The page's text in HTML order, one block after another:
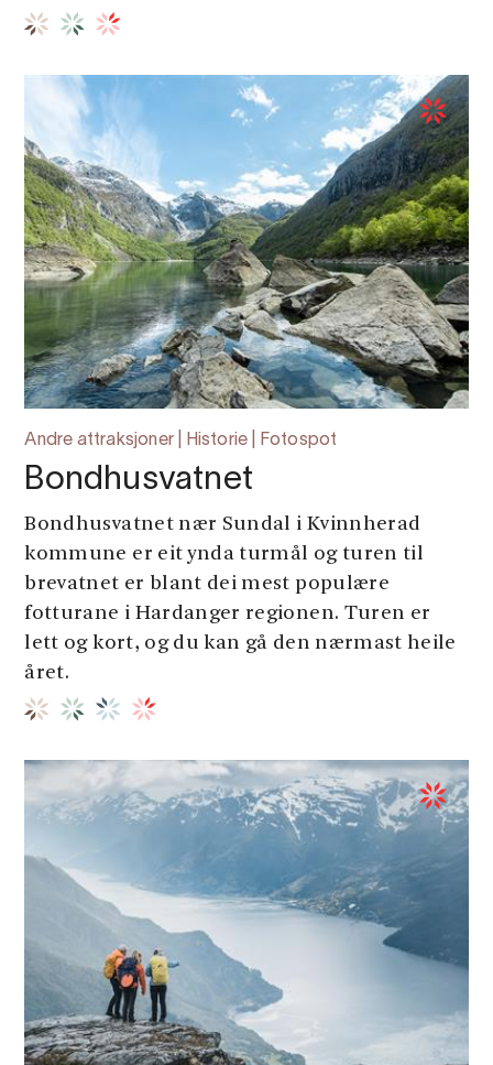
Andre attraksjoner | Historie | Fotospot
Bondhusvatnet
Bondhusvatnet nær Sundal i Kvinnherad
kommune er eit ynda turmål og turen til
brevatnet er blant dei mest populære
fotturane i Hardanger regionen. Turen er
lett og kort, og du kan gå den nærmast heile
året.